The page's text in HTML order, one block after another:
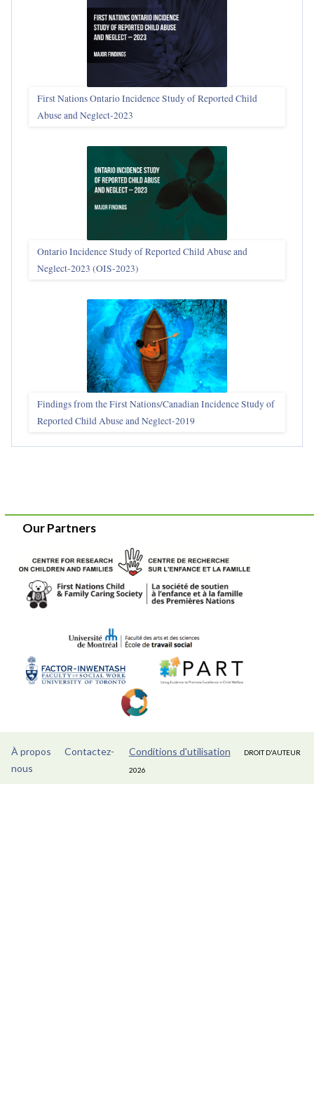
First Nations Ontario Incidence Study of Reported Child
Abuse and Neglect‑2023
Ontario Incidence Study of Reported Child Abuse and
Neglect-2023 (OIS‑2023)
Findings from the First Nations/Canadian Incidence Study of
Reported Child Abuse and Neglect-2019
À propos
Contactez-
nous
Conditions d'utilisation DROIT D'AUTEUR
2026
Our Partners